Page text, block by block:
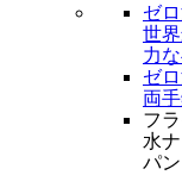
ゼ
世
力
ゼ
両
フ
水
パン